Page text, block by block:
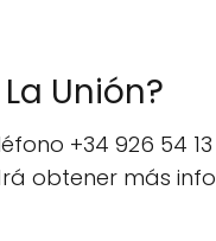
Unión?
+34 926 54 13
obtener más